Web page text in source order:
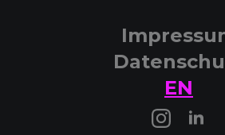
EN